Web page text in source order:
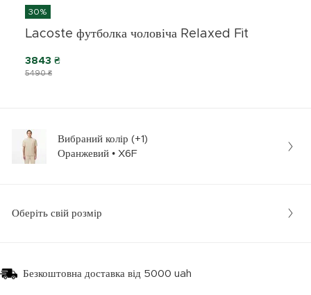
30%
Lacoste футболка чоловіча Relaxed Fit
5490 ₴
3843 ₴
Вибраний колір (+1)
Оранжевий • X6F
Оберіть свій розмір
Безкоштовна доставка від 5000 uah